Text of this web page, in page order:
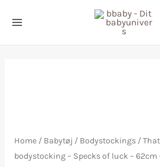
Home/ Babytøj / Bodystockings/
bodystocking – Specks of luck – 62cm